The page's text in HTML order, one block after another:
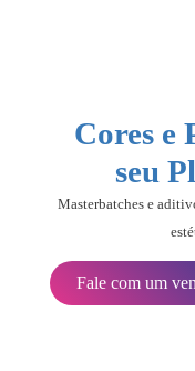
Cores e
seu
Masterbatches e
Fale com um